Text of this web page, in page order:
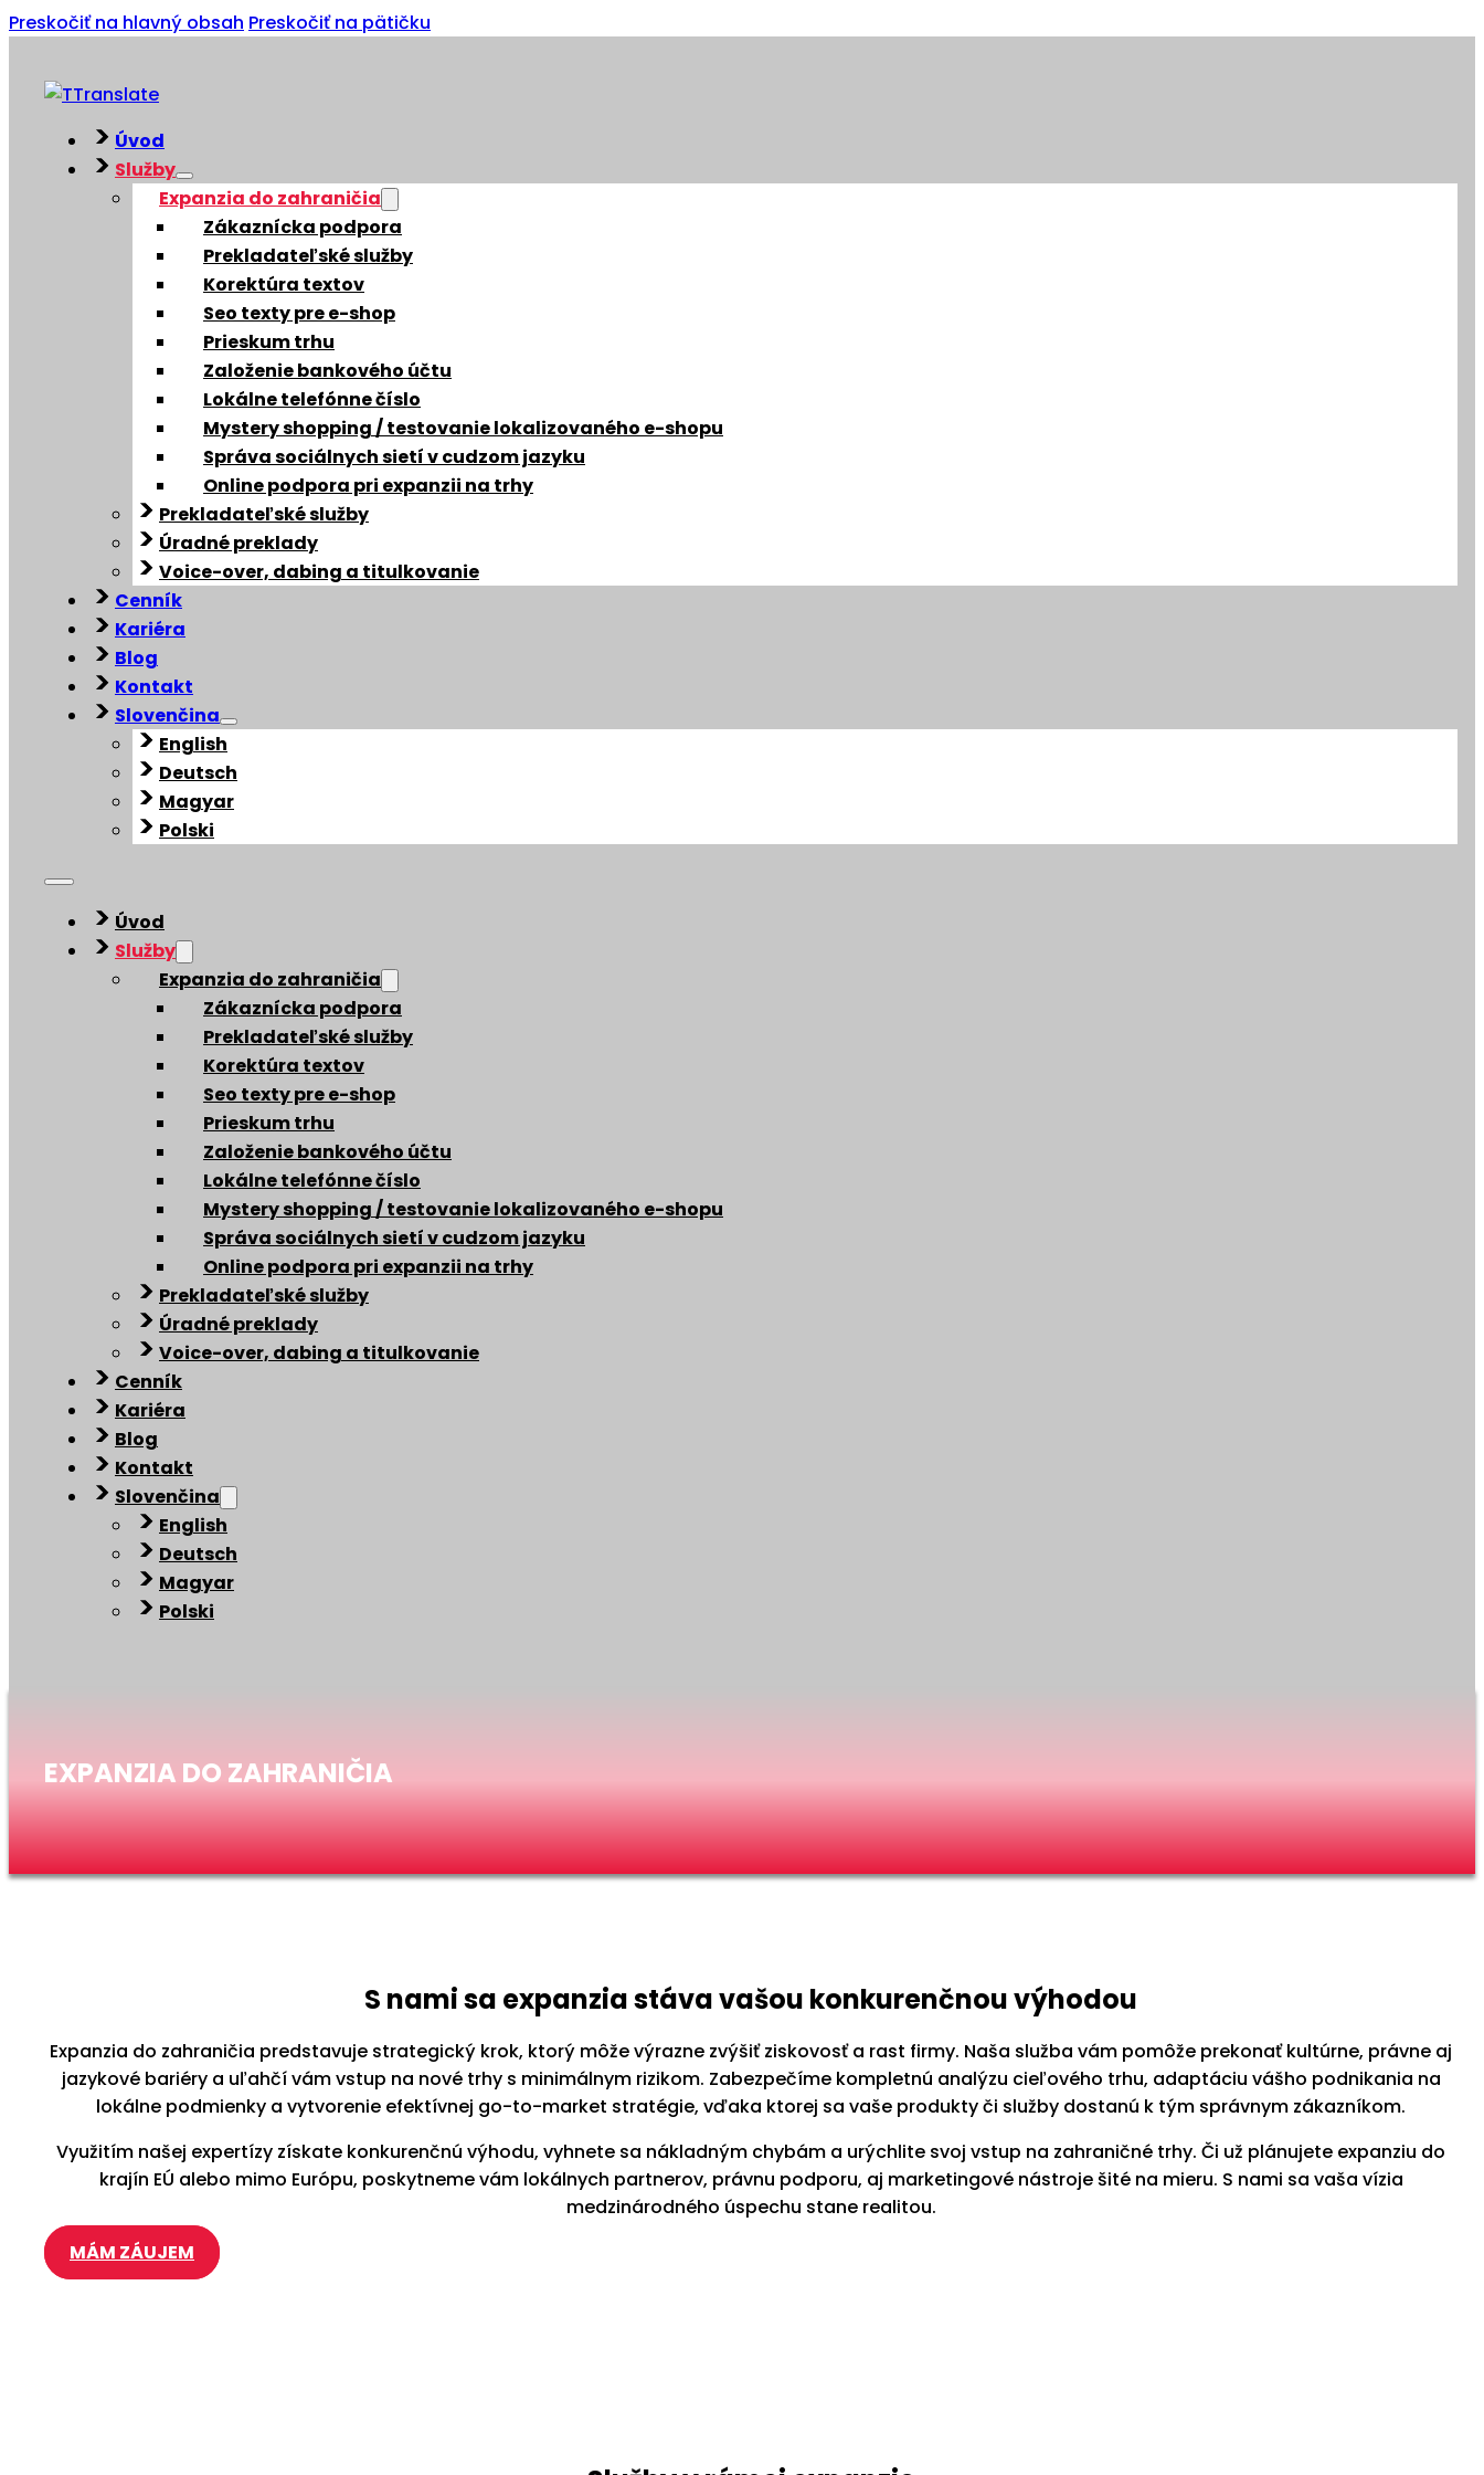
Preskočiť na hlavný obsah Preskočiť na pätičku
Úvod
Služby
Expanzia do zahraničia
Zákaznícka podpora
Prekladateľské služby
Korektúra textov
Seo texty pre e-shop
Prieskum trhu
Založenie bankového účtu
Lokálne telefónne číslo
Mystery shopping / testovanie lokalizovaného e-shopu
Správa sociálnych sietí v cudzom jazyku
Online podpora pri expanzii na trhy
Prekladateľské služby
Úradné preklady
Voice-over, dabing a titulkovanie
Cenník
Kariéra
Blog
Kontakt
Slovenčina
English
Deutsch
Magyar
Polski
Úvod
Služby
Expanzia do zahraničia
Zákaznícka podpora
Prekladateľské služby
Korektúra textov
Seo texty pre e-shop
Prieskum trhu
Založenie bankového účtu
Lokálne telefónne číslo
Mystery shopping / testovanie lokalizovaného e-shopu
Správa sociálnych sietí v cudzom jazyku
Online podpora pri expanzii na trhy
Prekladateľské služby
Úradné preklady
Voice-over, dabing a titulkovanie
Cenník
Kariéra
Blog
Kontakt
Slovenčina
English
Deutsch
Magyar
Polski
EXPANZIA DO ZAHRANIČIA
S nami sa expanzia stáva vašou konkurenčnou výhodou
Expanzia do zahraničia predstavuje strategický krok, ktorý môže výrazne zvýšiť ziskovosť a rast firmy. Naša služba vám pomôže prekonať kultúrne, právne aj
jazykové bariéry a uľahčí vám vstup na nové trhy s minimálnym rizikom. Zabezpečíme kompletnú analýzu cieľového trhu, adaptáciu vášho podnikania na
lokálne podmienky a vytvorenie efektívnej go-to-market stratégie, vďaka ktorej sa vaše produkty či služby dostanú k tým správnym zákazníkom.
Využitím našej expertízy získate konkurenčnú výhodu, vyhnete sa nákladným chybám a urýchlite svoj vstup na zahraničné trhy. Či už plánujete expanziu do
krajín EÚ alebo mimo Európu, poskytneme vám lokálnych partnerov, právnu podporu, aj marketingové nástroje šité na mieru. S nami sa vaša vízia
medzinárodného úspechu stane realitou.
MÁM ZÁUJEM